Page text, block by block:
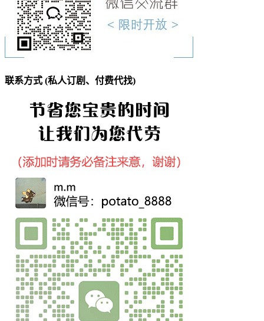
联系方式 (私人订剧、付费代找)